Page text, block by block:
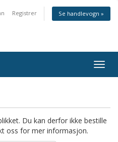
Registrer Se handlevogn »
Du kan derfor ikke bestille
oss for mer informasjon.